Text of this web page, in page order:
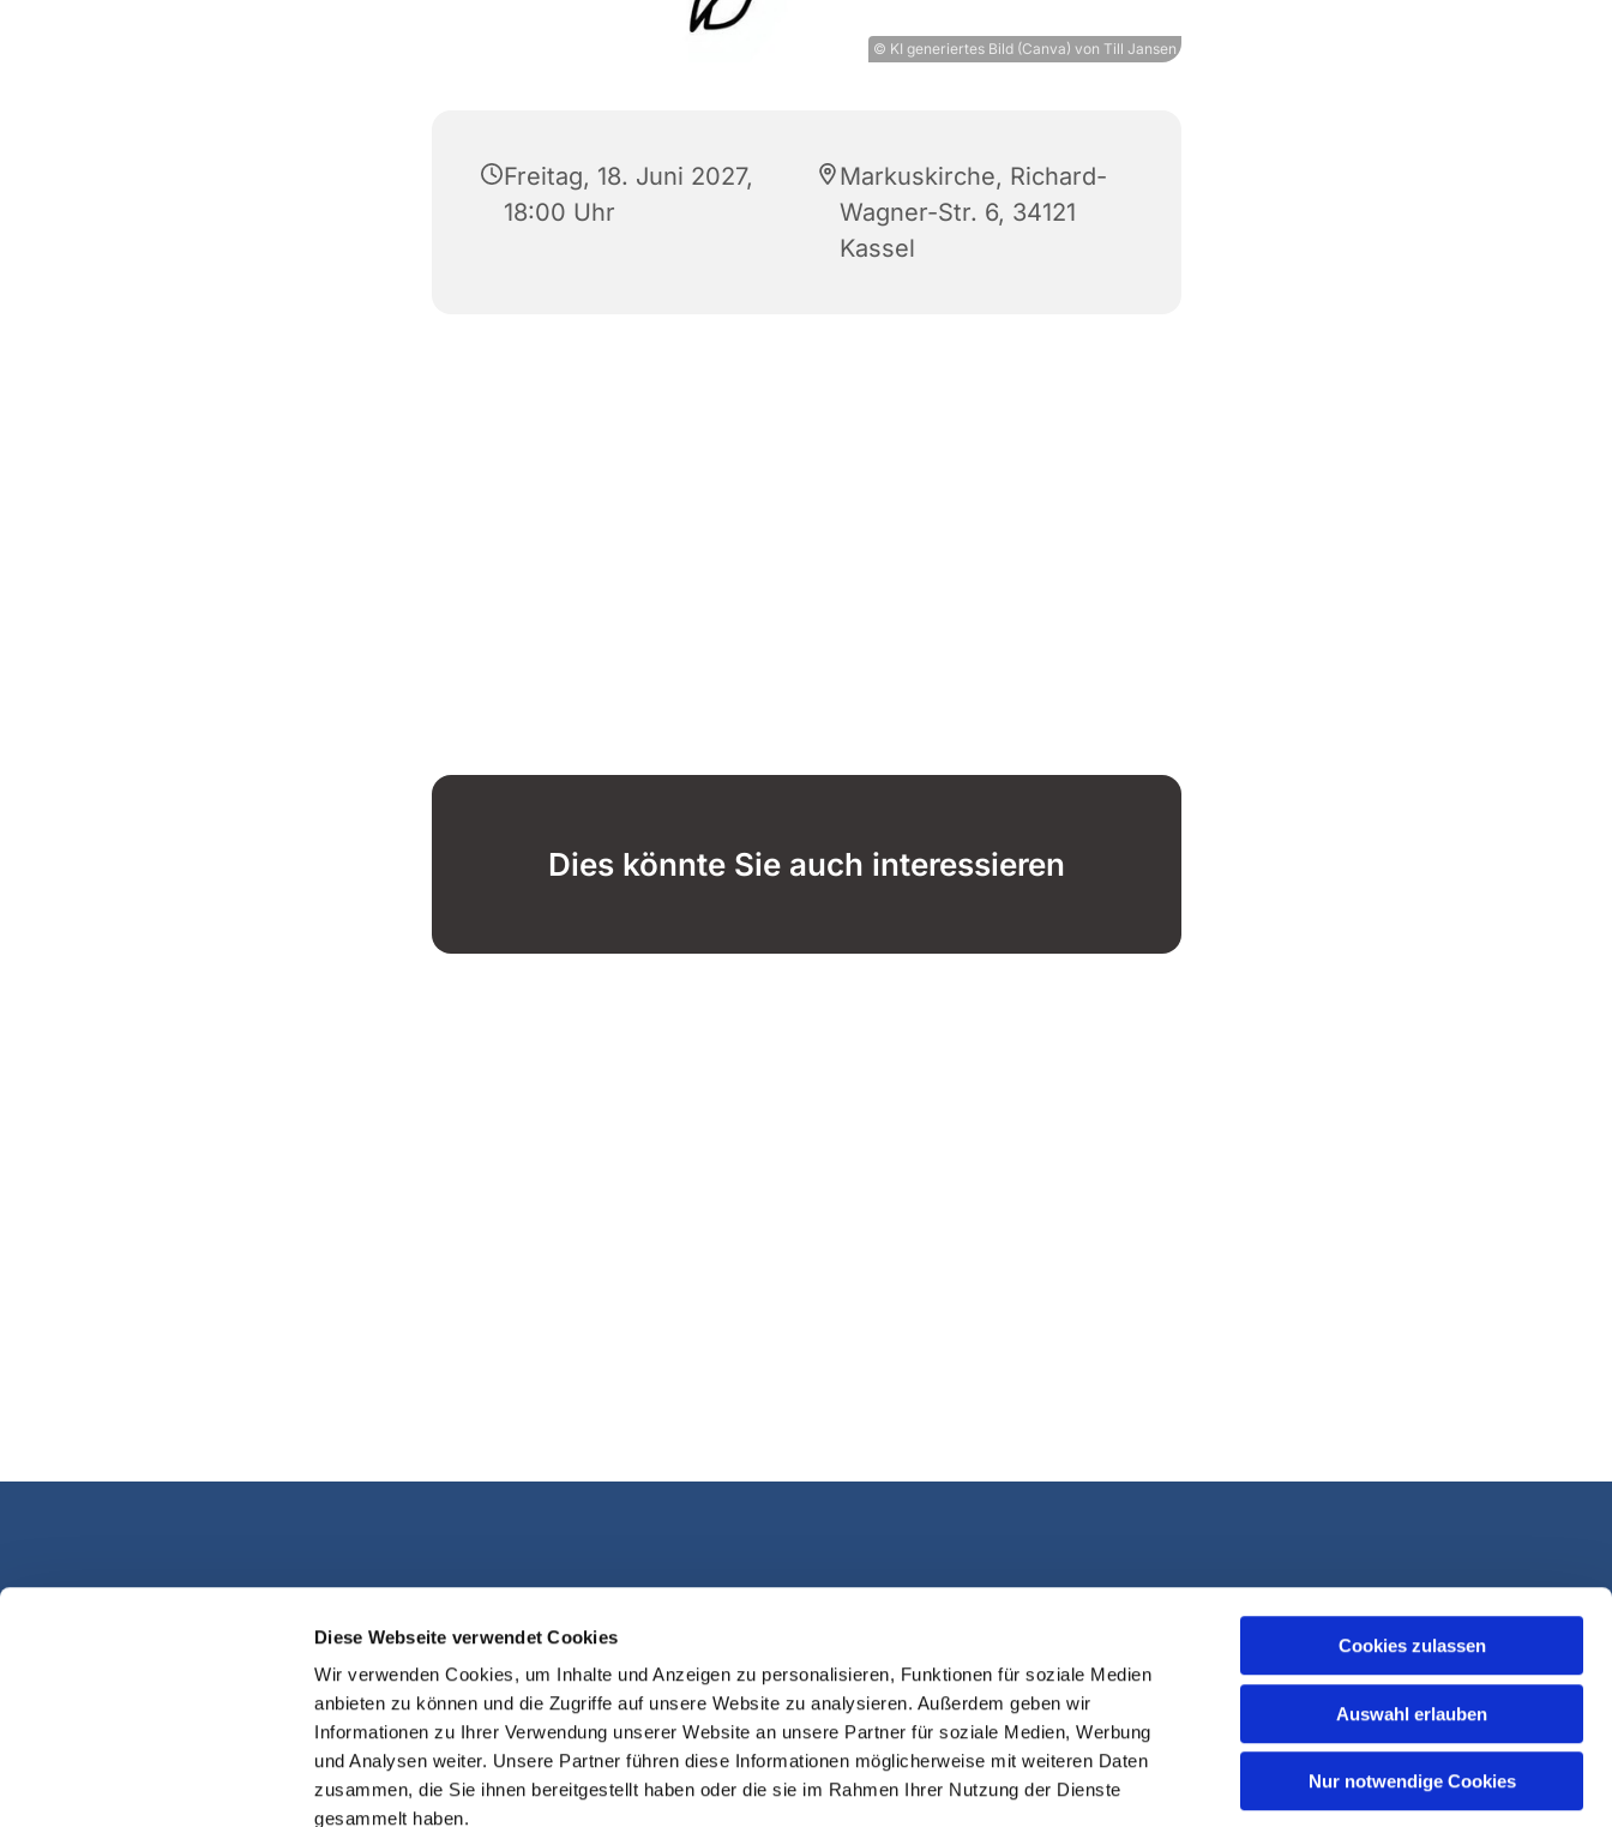
Diese Webseite verwendet Cookies
Wir verwenden Cookies, um Inhalte und Anzeigen zu personalisieren, Funktionen für soziale Medien
anbieten zu können und die Zugriffe auf unsere Website zu analysieren. Außerdem geben wir
Informationen zu Ihrer Verwendung unserer Website an unsere Partner für soziale Medien, Werbung
und Analysen weiter. Unsere Partner führen diese Informationen möglicherweise mit weiteren Daten
zusammen, die Sie ihnen bereitgestellt haben oder die sie im Rahmen Ihrer Nutzung der Dienste
gesammelt haben.
Cookies zulassen
Auswahl erlauben
Nur notwendige Cookies
© KI generiertes Bild (Canva) von Till Jansen
Freitag, 18. Juni 2027,
18:00 Uhr
Markuskirche, Richard-
Wagner-Str. 6, 34121
Kassel
Dies könnte Sie auch interessieren
Kassel Martinsplatz